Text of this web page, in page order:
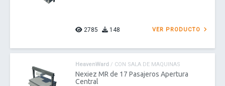
2785 148 VER PRODUCTO
HeavenWard / CON SALA DE MAQUINAS
Nexiez MR de 17 Pasajeros Apertura
Central